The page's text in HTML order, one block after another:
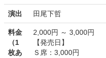
演出 田尾下哲
料金
（1
枚あ
2,000円 ～ 3,000円
【発売日】
Ｓ席：3,000円